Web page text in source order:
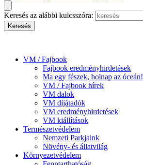
Keresés az alábbi kulcsszóra:
VM / Fajbook
Fajbook eredményhirdetések
Ma egy fészek, holnap az óceán!
VM / Fajbook hírek
VM dalok
VM díjátadók
VM eredményhirdetések
VM kiállítások
Természetvédelem
Nemzeti Parkjaink
Növény- és állatvilág
Környezetvédelem